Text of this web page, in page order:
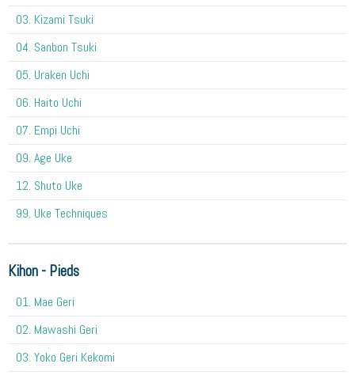
03. Kizami Tsuki
04. Sanbon Tsuki
05. Uraken Uchi
06. Haito Uchi
07. Empi Uchi
09. Age Uke
12. Shuto Uke
99. Uke Techniques
Kihon - Pieds
01. Mae Geri
02. Mawashi Geri
03. Yoko Geri Kekomi